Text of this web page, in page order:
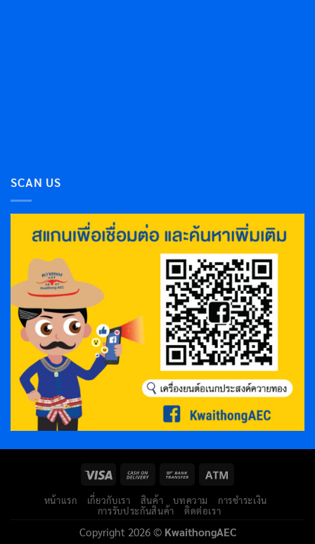
SCAN US
หน้าแรก เกี่ยวกับเรา สินค้า บทความ
การชำระเงิน
การรับประกันสินค้า
ติดต่อเรา
Copyright 2026 © KwaithongAEC